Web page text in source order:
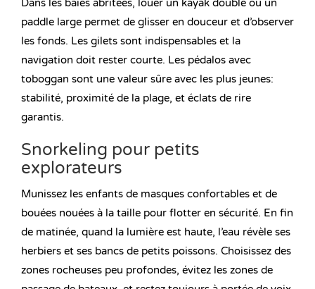
Dans les baies abritées, louer un kayak double ou un
paddle large permet de glisser en douceur et d’observer
les fonds. Les gilets sont indispensables et la
navigation doit rester courte. Les pédalos avec
toboggan sont une valeur sûre avec les plus jeunes:
stabilité, proximité de la plage, et éclats de rire
garantis.
Snorkeling pour petits
explorateurs
Munissez les enfants de masques confortables et de
bouées nouées à la taille pour flotter en sécurité. En fin
de matinée, quand la lumière est haute, l’eau révèle ses
herbiers et ses bancs de petits poissons. Choisissez des
zones rocheuses peu profondes, évitez les zones de